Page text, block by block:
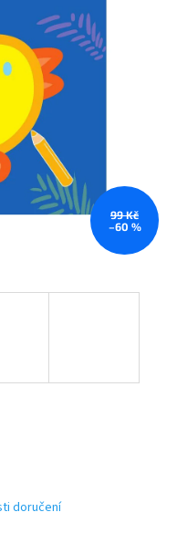
99 Kč
–60 %
doručení